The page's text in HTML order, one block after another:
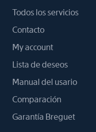
Todos los servicios
Contacto
My account
Lista de deseos
Manual del usario
Comparación
Garantía Breguet